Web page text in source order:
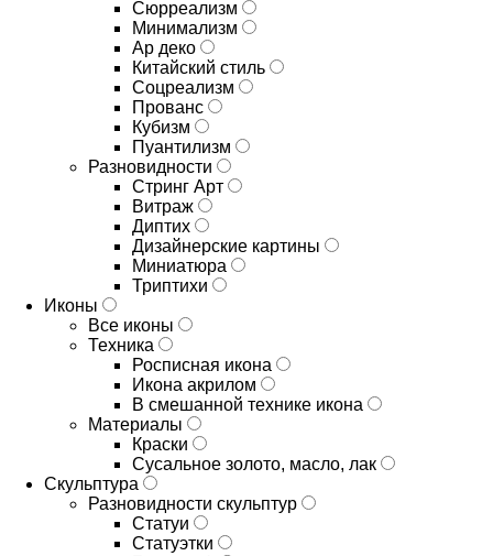
Сюрреализм
Минимализм
Ар деко
Китайский стиль
Соцреализм
Прованс
Кубизм
Пуантилизм
Разновидности
Стринг Арт
Витраж
Диптих
Дизайнерские картины
Миниатюра
Триптихи
Иконы
Все иконы
Техника
Росписная икона
Икона акрилом
В смешанной технике икона
Материалы
Краски
Сусальное золото, масло, лак
Скульптура
Разновидности скульптур
Статуи
Статуэтки